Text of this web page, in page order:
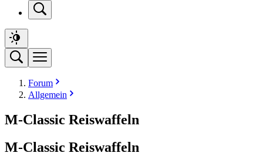
Forum
Allgemein
M-Classic Reiswaffeln
M-Classic Reiswaffeln